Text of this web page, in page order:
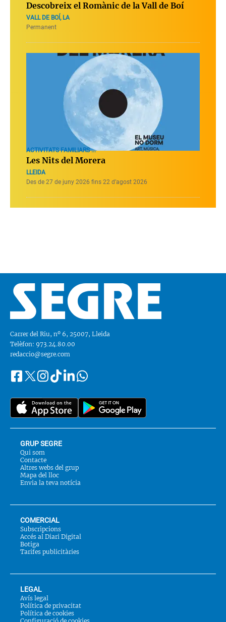
Descobreix el Romànic de la Vall de Boí
VALL DE BOÍ, LA
Permanent
ACTIVITATS FAMILIARS ...
Les Nits del Morera
LLEIDA
Des de 27 de juny 2026 fins 22 d’agost 2026
Carrer del Riu, nº 6, 25007, Lleida
Telèfon: 973.24.80.00
redaccio@segre.com
Segueix-
a::
FacebookInstagram
TiktokLinkedinWhatsapp
GRUP SEGRE
Qui som
Contacte
Altres webs del grup
Mapa del lloc
Envia la teva notícia
COMERCIAL
Subscripcions
Accés al Diari Digital
Botiga
Tarifes publicitàries
LEGAL
Avís legal
Política de privacitat
Política de cookies